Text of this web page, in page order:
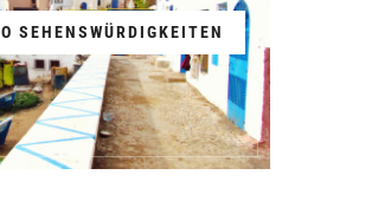
SEHENSWÜRDIGKEITEN